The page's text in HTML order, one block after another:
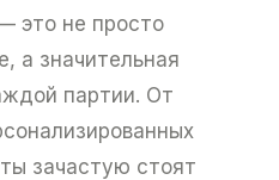
это не просто
а значительная
партии. От
зачастую стоят